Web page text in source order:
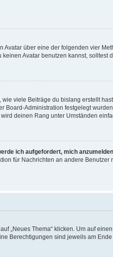
Avatar über eine der folgenden vier
Avatar benutzen kannst, solltest
viele Beiträge du bislang erstellt
Board-Administration festgelegt
deinen Rang unter Umständen
ich aufgefordert, mich
für Nachrichten an andere
„Neues Thema“ klicken. Um auf
Berechtigungen sind jeweils am